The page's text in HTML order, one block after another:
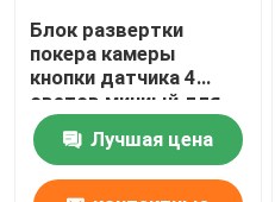
Блок развертки
покера камеры
кнопки датчика 4
светов миниый для
того чтобы
просмотреть коды
штриховой
маркировки играя
Лучшая цена